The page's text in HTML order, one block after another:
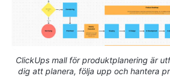
ClickUps mall för produktplanering är
dig att planera, följa upp och hantera